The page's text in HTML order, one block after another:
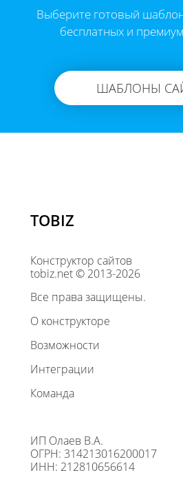
Выберите готовый
бесплатных и
ШАБЛОНЫ
TOBIZ
Конструктор сайтов
tobiz.net © 2013-2026
Все права защищены.
О конструкторе
Возможности
Интеграции
Команда
ИП Олаев В.А.
ОГРН: 314213016200017
ИНН: 212810656614